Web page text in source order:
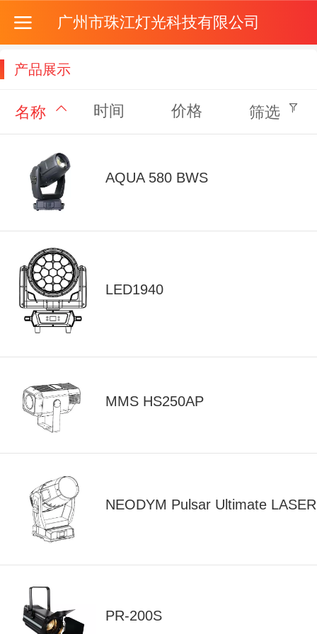
广州市珠江灯光科技有限公司
产品展示
名称 时间 价格 筛选
AQUA 580 BWS
LED1940
MMS HS250AP
NEODYM Pulsar Ultimate LASER
PR-200S